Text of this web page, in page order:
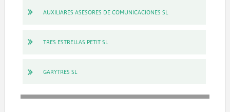
AUXILIARES ASESORES DE COMUNICACIONES SL
TRES ESTRELLAS PETIT SL
GARYTRES SL